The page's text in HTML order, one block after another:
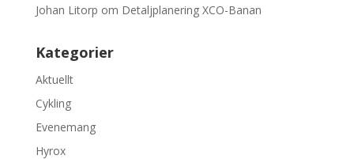
Johan Litorp om Detaljplanering XCO-Banan
Kategorier
Aktuellt
Cykling
Evenemang
Hyrox